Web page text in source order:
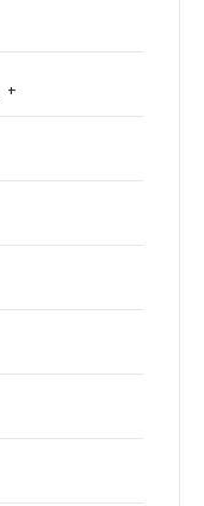
+